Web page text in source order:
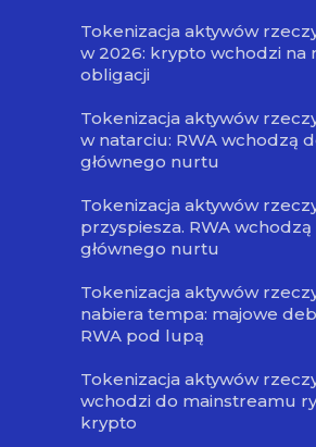
Tokenizacja aktywów
w 2026: krypto wchodzi na
obligacji
Tokenizacja aktywów
w natarciu: RWA wchodzą
głównego nurtu
Tokenizacja aktywów
przyspiesza. RWA wchodzą
głównego nurtu
Tokenizacja aktywów
nabiera tempa: majowe
RWA pod lupą
Tokenizacja aktywów
wchodzi do mainstreamu
krypto